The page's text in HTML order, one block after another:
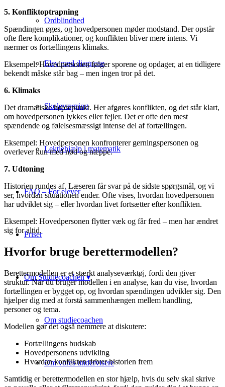
Ordblindhed
Elev med diagnose
Skolevægring
Lektiehjælp i matematik
FAQ – For elever
Priser
Om Studiecoachen ▾
Om studiecoachen
Om vores undervisere
5. Konfliktoptrapning
Spændingen øges, og hovedpersonen møder modstand. Der opstår
ofte flere komplikationer, og konflikten bliver mere intens. Vi
nærmer os fortællingens klimaks.
Eksempel: Hovedpersonen følger sporene og opdager, at en tidligere
bekendt måske står bag – men ingen tror på det.
6. Klimaks
Det dramatiske højdepunkt. Her afgøres konflikten, og det står klart,
om hovedpersonen lykkes eller fejler. Det er ofte den mest
spændende og følelsesmæssigt intense del af fortællingen.
Eksempel: Hovedpersonen konfronterer gerningspersonen og
overlever kun med nød og næppe.
7. Udtoning
Historien rundes af. Læseren får svar på de sidste spørgsmål, og vi
ser, hvordan situationen ender. Ofte vises, hvordan hovedpersonen
har udviklet sig – eller hvordan livet fortsætter efter konflikten.
Eksempel: Hovedpersonen flytter væk og får fred – men har ændret
sig for altid.
Hvorfor bruge berettermodellen?
Berettermodellen er et stærkt analyseværktøj, fordi den giver
struktur. Når du bruger modellen i en analyse, kan du vise, hvordan
fortællingen er bygget op, og hvordan spændingen udvikler sig. Den
hjælper dig med at forstå sammenhængen mellem handling,
personer og tema.
Modellen gør det også nemmere at diskutere:
Fortællingens budskab
Hovedpersonens udvikling
Hvordan konflikten driver historien frem
Samtidig er berettermodellen en stor hjælp, hvis du selv skal skrive